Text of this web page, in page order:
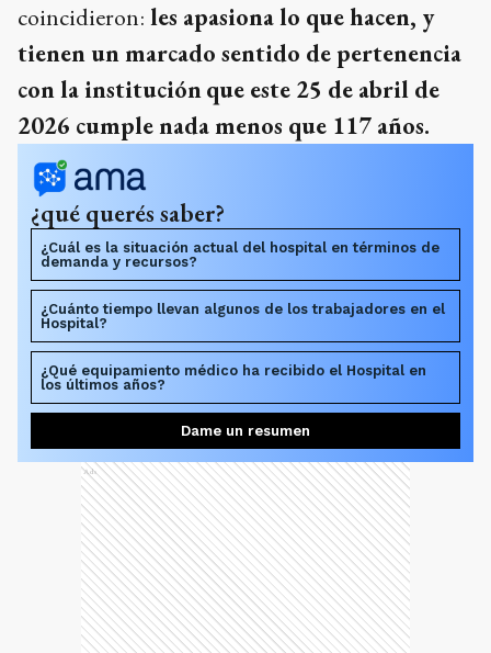
coincidieron: les apasiona lo que hacen, y
tienen un marcado sentido de pertenencia
con la instituciónque este 25 de abril de
2026 cumple nada menos que 117 años.
¿qué querés saber?
¿Cuál es la situación actual del hospital en términos de
demanda y recursos?
¿Cuánto tiempo llevan algunos de los trabajadores en el
Hospital?
¿Qué equipamiento médico ha recibido el Hospital en
los últimos años?
Dame un resumen
Ads